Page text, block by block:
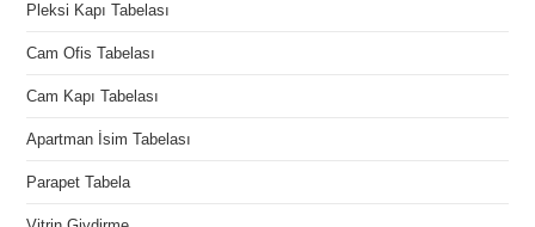
Pleksi Kapı Tabelası
Cam Ofis Tabelası
Cam Kapı Tabelası
Apartman İsim Tabelası
Parapet Tabela